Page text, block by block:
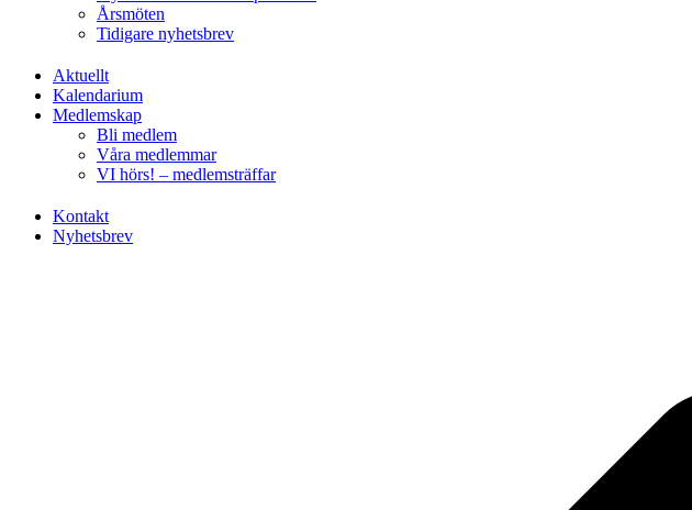
Årsmöten
Tidigare nyhetsbrev
Aktuellt
Kalendarium
Medlemskap
Bli medlem
Våra medlemmar
VI hörs! – medlemsträffar
Kontakt
Nyhetsbrev